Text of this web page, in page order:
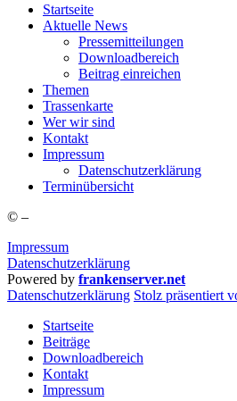
Start­sei­te
Aktu­el­le News
Pres­se­mit­tei­lun­gen
Down­load­be­reich
Bei­trag einreichen
The­men
Tras­sen­kar­te
Wer wir sind
Kon­takt
Impres­sum
Daten­schutz­er­klä­rung
Ter­min­über­sicht
© –
Impressum
Datenschutzerklärung
Powered by frankenserver.net
Daten­schutz­er­klä­rung Stolz präsentiert
Startseite
Beiträge
Downloadbereich
Kontakt
Impressum